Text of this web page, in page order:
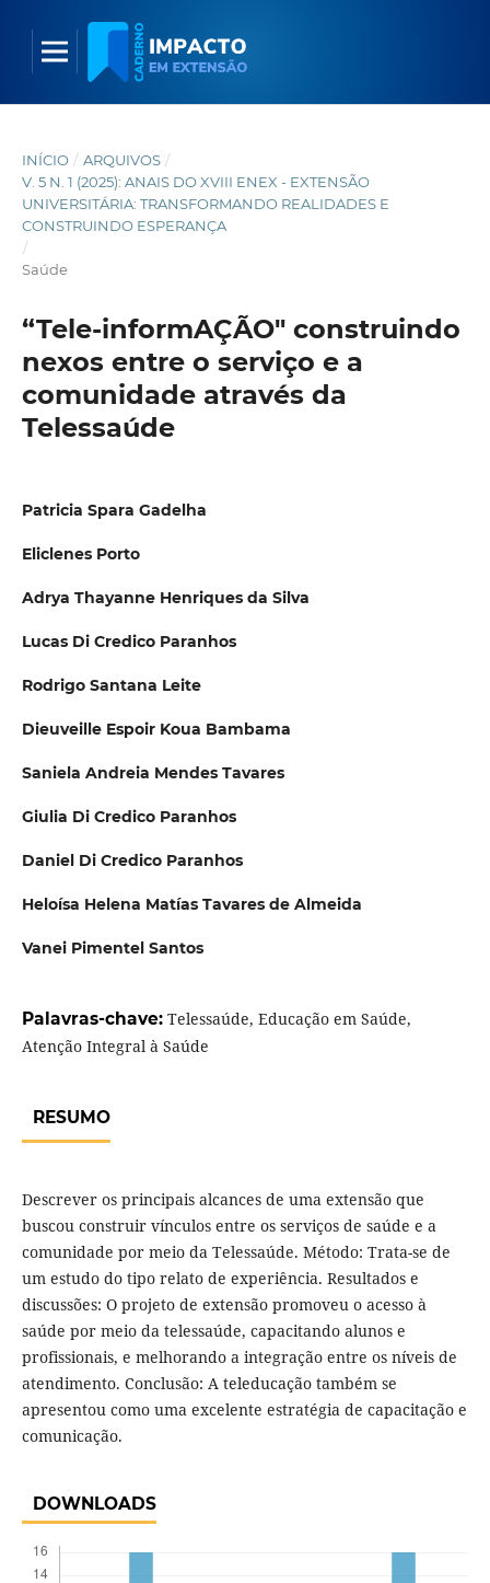
INÍCIO / ARQUIVOS /
V. 5 N. 1 (2025): ANAIS DO XVIII ENEX - EXTENSÃO
UNIVERSITÁRIA: TRANSFORMANDO REALIDADES E
CONSTRUINDO ESPERANÇA
/
Saúde
“Tele-informAÇÃO" construindo
nexos entre o serviço e a
comunidade através da
Telessaúde
Patricia Spara Gadelha
Eliclenes Porto
Adrya Thayanne Henriques da Silva
Lucas Di Credico Paranhos
Rodrigo Santana Leite
Dieuveille Espoir Koua Bambama
Saniela Andreia Mendes Tavares
Giulia Di Credico Paranhos
Daniel Di Credico Paranhos
Heloísa Helena Matías Tavares de Almeida
Vanei Pimentel Santos
Palavras-chave: Telessaúde, Educação em Saúde,
Atenção Integral à Saúde
RESUMO
Descrever os principais alcances de uma extensão que
buscou construir vínculos entre os serviços de saúde e a
comunidade por meio da Telessaúde. Método: Trata-se de
um estudo do tipo relato de experiência. Resultados e
discussões: O projeto de extensão promoveu o acesso à
saúde por meio da telessaúde, capacitando alunos e
profissionais, e melhorando a integração entre os níveis de
atendimento. Conclusão: A teleducação também se
apresentou como uma excelente estratégia de capacitação e
comunicação.
DOWNLOADS